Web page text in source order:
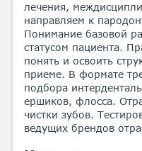
лечения,
направляем к
Понимание базовой
статусом пациента.
понять и освоить
приеме. В формате
подбора
ершиков, флосса.
чистки зубов.
ведущих брендов